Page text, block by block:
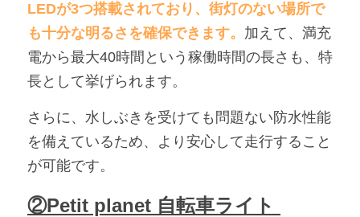
LEDが3つ搭載されており、街灯のない場所で
も十分な明るさを確保できます。 加えて、満充
電から最大40時間という稼働時間の長さも、特
長として挙げられます。
さらに、水しぶきを受けても問題ない防水性能
を備えているため、より安心して走行すること
が可能です。
②Petit planet 自転車ライト